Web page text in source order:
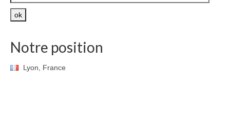
e-
mail
ok
Notre position
Lyon, France